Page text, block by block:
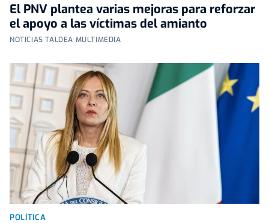
El PNV plantea varias mejoras para reforzar
el apoyo a las víctimas del amianto
NOTICIAS TALDEA MULTIMEDIA
POLÍTICA